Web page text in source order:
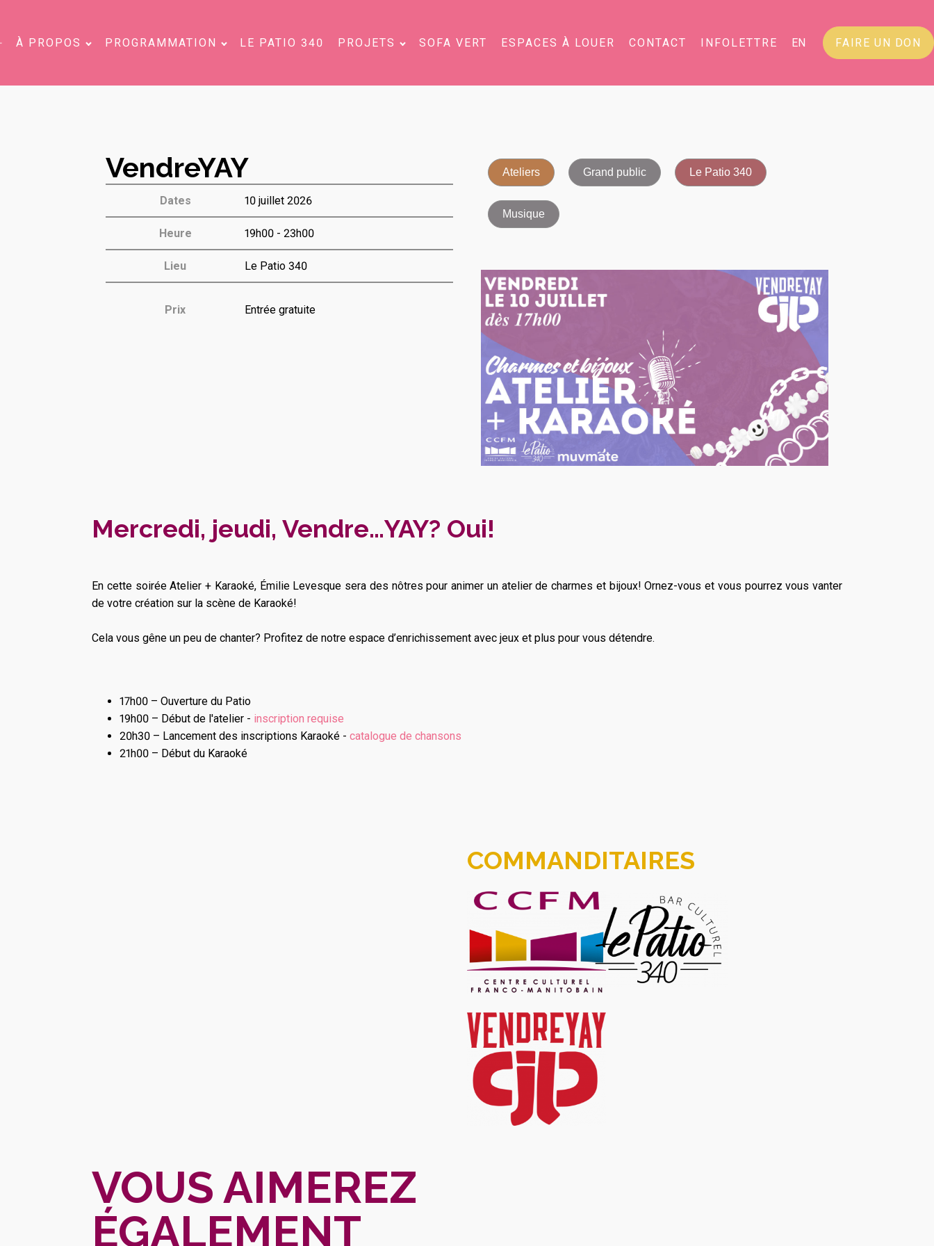
À PROPOS PROGRAMMATION LE PATIO 340 PROJETS SOFA VERT ESPACES À LOUER CONTACT INFOLETTRE EN FAIRE UN DON
VendreYAY
Dates 10 juillet 2026
Heure 19h00 - 23h00
Lieu Le Patio 340
Prix Entrée gratuite
Ateliers Grand public Le Patio 340
Musique
Mercredi, jeudi, Vendre…YAY? Oui!
En cette soirée Atelier + Karaoké, Émilie Levesque sera des nôtres pour animer un atelier de charmes et bijoux! Ornez-vous et vous pourrez vous vanter
de votre création sur la scène de Karaoké!
Cela vous gêne un peu de chanter? Profitez de notre espace d’enrichissement avec jeux et plus pour vous détendre.
17h00 – Ouverture du Patio
19h00 – Début de l'atelier - inscription requise
20h30 – Lancement des inscriptions Karaoké - catalogue de chansons
21h00 – Début du Karaoké
COMMANDITAIRES
VOUS AIMEREZ
ÉGALEMENT